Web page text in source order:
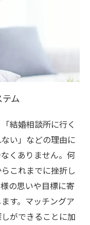
ム
結婚相談所に行く
い」などの理由に
くありません。何
これまでに挫折し
の思いや目標に寄
す。マッチングア
ができることに加